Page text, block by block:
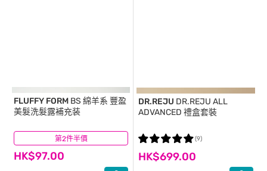
第2件半價
FLUFFY FORM BS 綿羊系 豐盈
美髮洗髮露補充装
HK$97.00
(0)
DR.REJU DR.REJU ALL
ADVANCED 禮盒套裝
HK$699.00
(9)